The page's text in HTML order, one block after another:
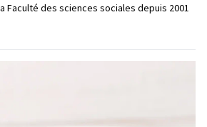
Faculté des sciences sociales depuis 2001